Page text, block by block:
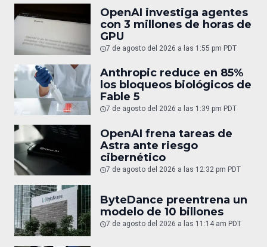
OpenAI investiga agentes
con 3 millones de horas de
GPU
7 de agosto del 2026 a las 1:55 pm PDT
Anthropic reduce en 85%
los bloqueos biológicos de
Fable 5
7 de agosto del 2026 a las 1:39 pm PDT
OpenAI frena tareas de
Astra ante riesgo
cibernético
7 de agosto del 2026 a las 12:32 pm PDT
ByteDance preentrena un
modelo de 10 billones
7 de agosto del 2026 a las 11:14 am PDT